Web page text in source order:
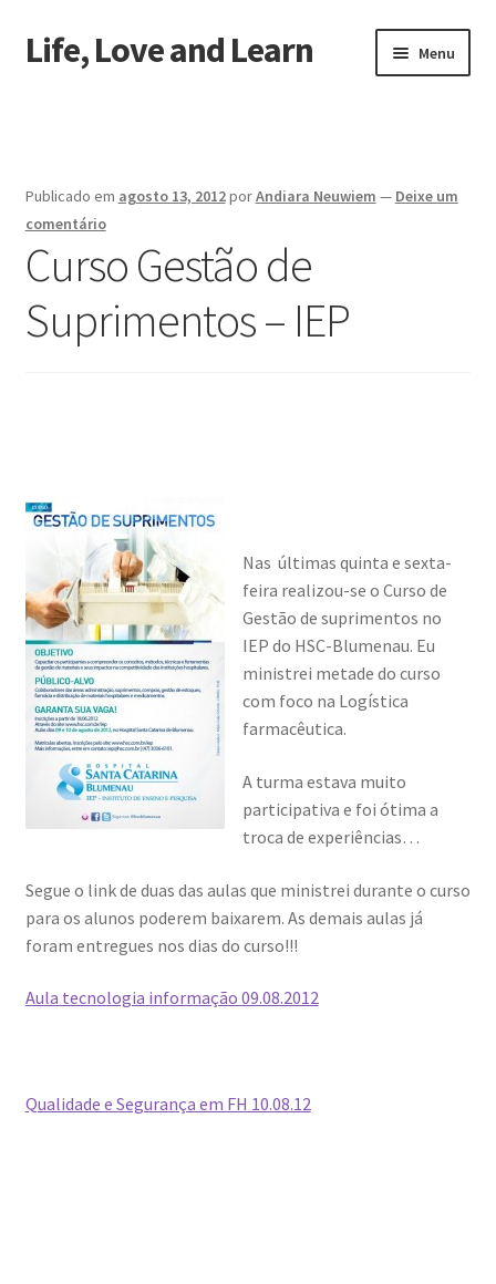
Pular
para
Pular
para
Life, Love and Learn Menu
Publicado em agosto 13, 2012porAndiara Neuwiem — Deixe um
comentário
Curso Gestão de
Suprimentos – IEP
Nas últimas quinta e sexta-
feira realizou-se o Curso de
Gestão de suprimentos no
IEP do HSC-Blumenau. Eu
ministrei metade do curso
com foco na Logística
farmacêutica.
A turma estava muito
participativa e foi ótima a
troca de experiências…
Segue o link de duas das aulas que ministrei durante o curso
para os alunos poderem baixarem. As demais aulas já
foram entregues nos dias do curso!!!
Aula tecnologia informação 09.08.2012
Qualidade e Segurança em FH 10.08.12